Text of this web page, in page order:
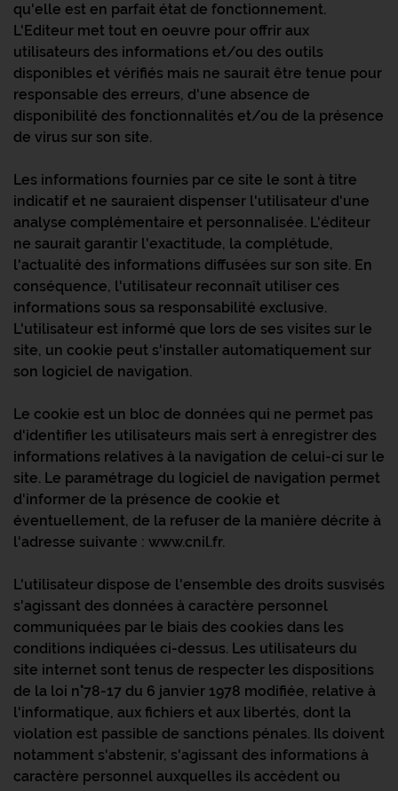
qu'elle est en parfait état de fonctionnement.
L'Editeur met tout en oeuvre pour offrir aux
utilisateurs des informations et/ou des outils
disponibles et vérifiés mais ne saurait être tenue pour
responsable des erreurs, d'une absence de
disponibilité des fonctionnalités et/ou de la présence
de virus sur son site.
Les informations fournies par ce site le sont à titre
indicatif et ne sauraient dispenser l'utilisateur d'une
analyse complémentaire et personnalisée. L'éditeur
ne saurait garantir l'exactitude, la complétude,
l'actualité des informations diffusées sur son site. En
conséquence, l'utilisateur reconnaît utiliser ces
informations sous sa responsabilité exclusive.
L'utilisateur est informé que lors de ses visites sur le
site, un cookie peut s'installer automatiquement sur
son logiciel de navigation.
Le cookie est un bloc de données qui ne permet pas
d'identifier les utilisateurs mais sert à enregistrer des
informations relatives à la navigation de celui-ci sur le
site. Le paramétrage du logiciel de navigation permet
d'informer de la présence de cookie et
éventuellement, de la refuser de la manière décrite à
l'adresse suivante : www.cnil.fr.
L'utilisateur dispose de l'ensemble des droits susvisés
s'agissant des données à caractère personnel
communiquées par le biais des cookies dans les
conditions indiquées ci-dessus. Les utilisateurs du
site internet sont tenus de respecter les dispositions
de la loi n°78-17 du 6 janvier 1978 modifiée, relative à
l'informatique, aux fichiers et aux libertés, dont la
violation est passible de sanctions pénales. Ils doivent
notamment s'abstenir, s'agissant des informations à
caractère personnel auxquelles ils accèdent ou